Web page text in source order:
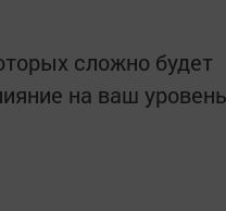
сложно будет
на ваш уровень